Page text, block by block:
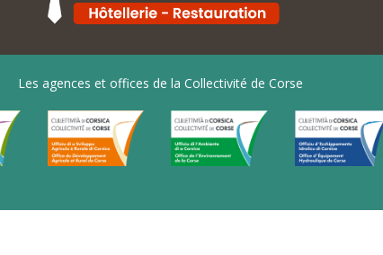
Les agences et offices de la Collectivité de Corse